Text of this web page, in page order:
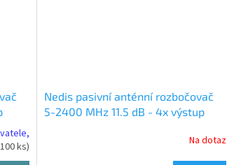
ks)
Nedis pasivní anténní rozbočovač
5-2400 MHz 11.5 dB - 4x výstup
Na dotaz